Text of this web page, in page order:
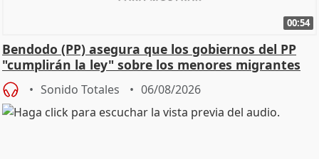
00:54
Bendodo (PP) asegura que los gobiernos del PP
"cumplirán la ley" sobre los menores migrantes
Sonido Totales 06/08/2026